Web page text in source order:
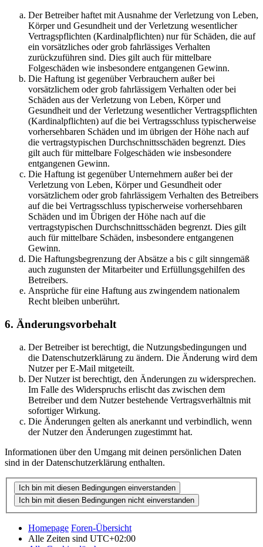
Der Betreiber haftet mit Ausnahme der Verletzung von Leben,
Körper und Gesundheit und der Verletzung wesentlicher
Vertragspflichten (Kardinalpflichten) nur für Schäden, die auf
ein vorsätzliches oder grob fahrlässiges Verhalten
zurückzuführen sind. Dies gilt auch für mittelbare
Folgeschäden wie insbesondere entgangenen Gewinn.
Die Haftung ist gegenüber Verbrauchern außer bei
vorsätzlichem oder grob fahrlässigem Verhalten oder bei
Schäden aus der Verletzung von Leben, Körper und
Gesundheit und der Verletzung wesentlicher Vertragspflichten
(Kardinalpflichten) auf die bei Vertragsschluss typischerweise
vorhersehbaren Schäden und im übrigen der Höhe nach auf
die vertragstypischen Durchschnittsschäden begrenzt. Dies
gilt auch für mittelbare Folgeschäden wie insbesondere
entgangenen Gewinn.
Die Haftung ist gegenüber Unternehmern außer bei der
Verletzung von Leben, Körper und Gesundheit oder
vorsätzlichem oder grob fahrlässigem Verhalten des Betreibers
auf die bei Vertragsschluss typischerweise vorhersehbaren
Schäden und im Übrigen der Höhe nach auf die
vertragstypischen Durchschnittsschäden begrenzt. Dies gilt
auch für mittelbare Schäden, insbesondere entgangenen
Gewinn.
Die Haftungsbegrenzung der Absätze a bis c gilt sinngemäß
auch zugunsten der Mitarbeiter und Erfüllungsgehilfen des
Betreibers.
Ansprüche für eine Haftung aus zwingendem nationalem
Recht bleiben unberührt.
6. Änderungsvorbehalt
Der Betreiber ist berechtigt, die Nutzungsbedingungen und
die Datenschutzerklärung zu ändern. Die Änderung wird dem
Nutzer per E-Mail mitgeteilt.
Der Nutzer ist berechtigt, den Änderungen zu widersprechen.
Im Falle des Widerspruchs erlischt das zwischen dem
Betreiber und dem Nutzer bestehende Vertragsverhältnis mit
sofortiger Wirkung.
Die Änderungen gelten als anerkannt und verbindlich, wenn
der Nutzer den Änderungen zugestimmt hat.
Informationen über den Umgang mit deinen persönlichen Daten
sind in der Datenschutzerklärung enthalten.
Homepage Foren-Übersicht
Alle Zeiten sind UTC+02:00